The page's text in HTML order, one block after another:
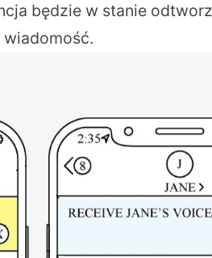
będzie w stanie